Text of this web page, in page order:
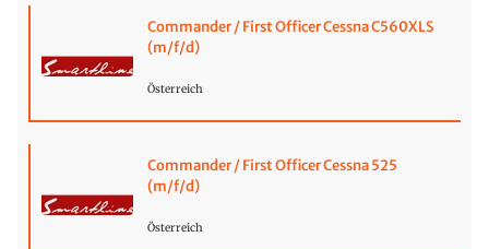
Commander / First Officer Cessna C560XLS
(m/f/d)
Österreich
Commander / First Officer Cessna 525
(m/f/d)
Österreich